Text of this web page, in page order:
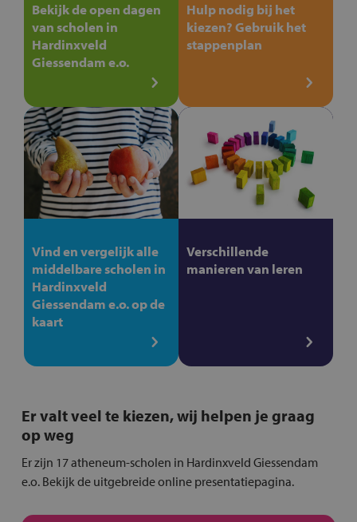
Bekijk de open dagen
van scholen in
Hardinxveld
Giessendam e.o.
Hulp nodig bij het
kiezen? Gebruik het
stappenplan
Vind en vergelijk alle
middelbare scholen in
Hardinxveld
Giessendam e.o. op de
kaart
Verschillende
manieren van leren
Er valt veel te kiezen, wij helpen je graag
op weg
Er zijn 17 atheneum-scholen in Hardinxveld Giessendam
e.o. Bekijk de uitgebreide online presentatiepagina.